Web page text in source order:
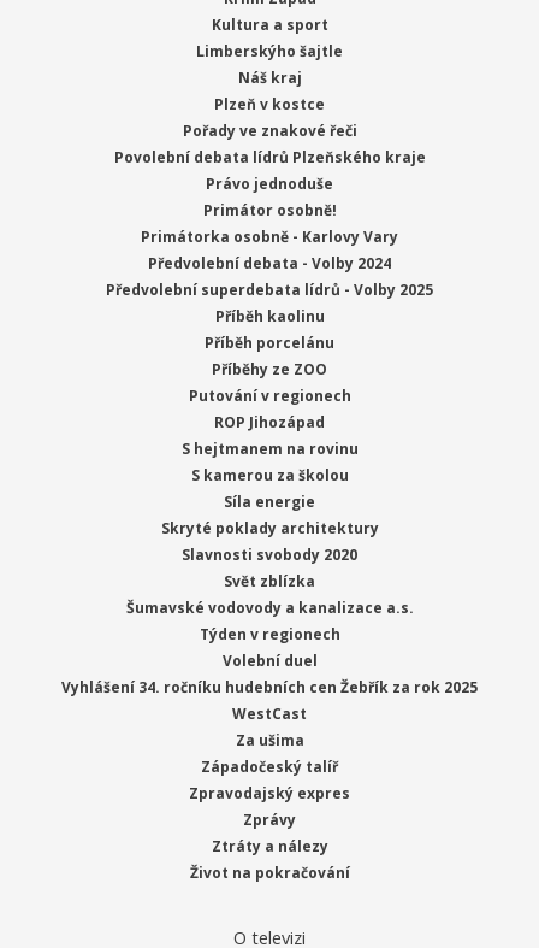
Kultura a sport
Limberskýho šajtle
Náš kraj
Plzeň v kostce
Pořady ve znakové řeči
Povolební debata lídrů Plzeňského kraje
Právo jednoduše
Primátor osobně!
Primátorka osobně - Karlovy Vary
Předvolební debata - Volby 2024
Předvolební superdebata lídrů - Volby 2025
Příběh kaolinu
Příběh porcelánu
Příběhy ze ZOO
Putování v regionech
ROP Jihozápad
S hejtmanem na rovinu
S kamerou za školou
Síla energie
Skryté poklady architektury
Slavnosti svobody 2020
Svět zblízka
Šumavské vodovody a kanalizace a.s.
Týden v regionech
Volební duel
Vyhlášení 34. ročníku hudebních cen Žebřík za rok 2025
WestCast
Za ušima
Západočeský talíř
Zpravodajský expres
Zprávy
Ztráty a nálezy
Život na pokračování
O televizi